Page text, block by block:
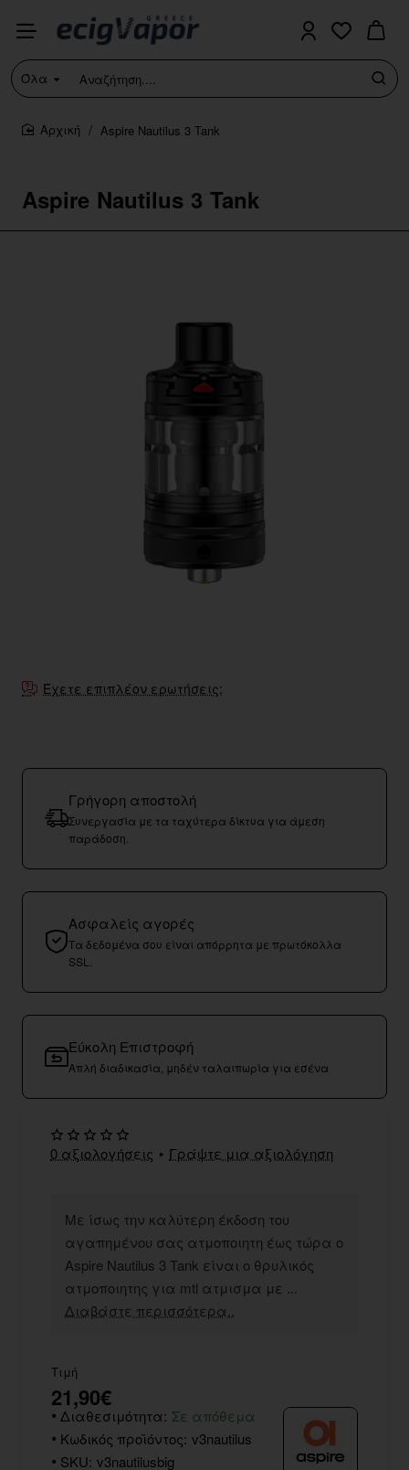
Όλα
Αναζήτηση....
Aspire Nautilus 3 Tank
home
Aspire Nautilus 3 Tank
Έχετε επιπλέον ερωτήσεις;
Γρήγορη αποστολή
Συνεργασία με τα ταχύτερα δίκτυα για άμεση
παράδοση.
Ασφαλείς αγορές
Τα δεδομένα σου είναι απόρρητα με πρωτόκολλα
SSL.
Εύκολη Επιστροφή
Απλή διαδικασία, μηδέν ταλαιπωρία για εσένα
Με ίσως την καλύτερη έκδοση του
αγαπημένου σας ατμοποιητη έως τώρα ο
Aspire Nautilus 3 Tank είναι ο θρυλικός
ατμοποιητης για mtl ατμισμα με ...
Διαβάστε περισσότερα..
0 αξιολογήσεις • Γράψτε μια αξιολόγηση
Τιμή
21,90€
Διαθεσιμότητα: Σε απόθεμα
Κωδικός προϊόντος: v3nautilus
SKU: v3nautilusbig